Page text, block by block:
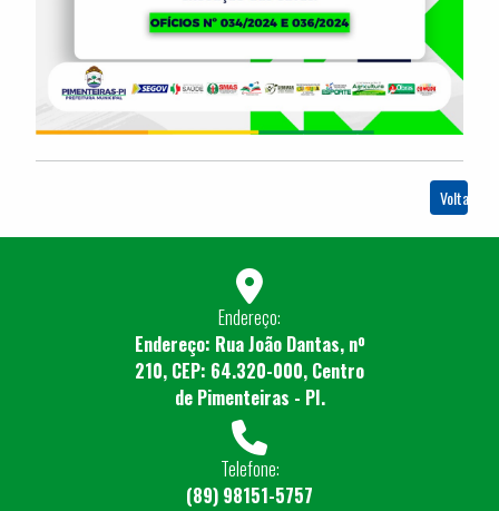
Voltar
Endereço:
Endereço: Rua João Dantas, nº
210, CEP: 64.320-000, Centro
de Pimenteiras - PI.
Telefone:
(89) 98151-5757